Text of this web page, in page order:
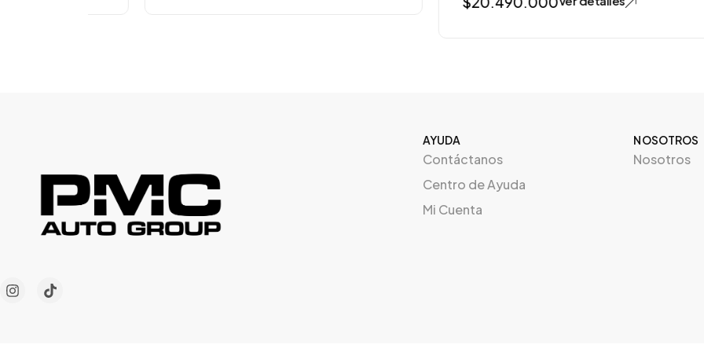
AYUDA
Contáctanos
Centro de Ayuda
Mi Cuenta
NOSOTROS
Nosotros